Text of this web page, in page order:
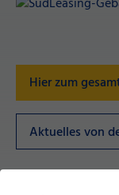
Hier zum
Aktuelles von